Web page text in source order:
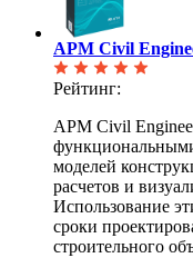
APM Civil
Рейтинг:
APM Civil
моделей
расчетов и
Использование
сроки
строительного